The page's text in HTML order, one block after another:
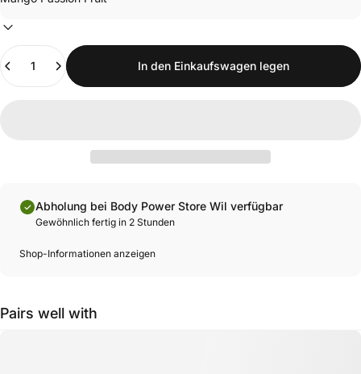
Anzahl
In den Einkaufswagen legen
Abholung bei Body Power Store Wil verfügbar
Gewöhnlich fertig in 2 Stunden
Shop-Informationen anzeigen
Pairs well with